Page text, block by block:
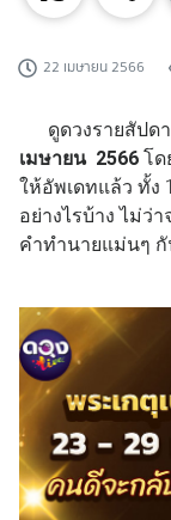
22 เมษายน 2566
ดูดวงรายสัปดา
เมษายน 2566 โด
ให้อัพเดทแล้ว ทั้ง
อย่างไรบ้าง ไม่ว่
คำทำนายแม่นๆ กั